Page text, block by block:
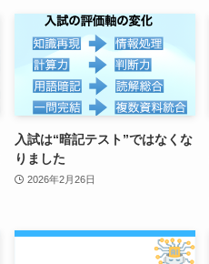
入試は“暗記テスト”ではなくな
りました
2026年2月26日